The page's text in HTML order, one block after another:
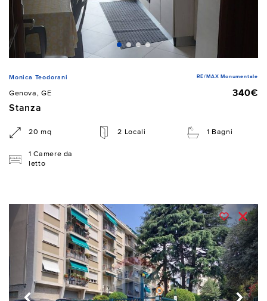
Monica Teodorani RE/MAX Monumentale
Genova, GE
340€
Stanza
20 mq 2 Locali 1 Bagni
1 Camere da
letto